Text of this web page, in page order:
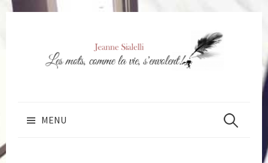
MENU Rechercher